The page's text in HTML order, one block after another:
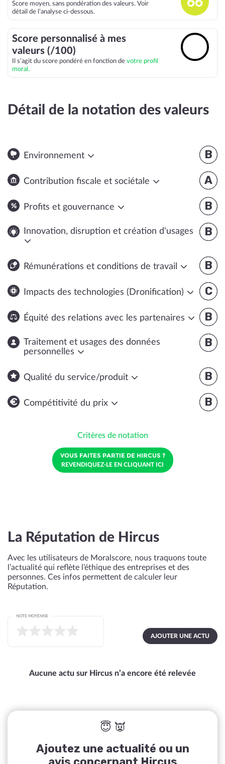
Score moyen, sans pondération des valeurs. Voir
détail de l’analyse ci-dessous.
Score personnalisé à mes
valeurs (/100)
Il s’agit du score pondéré en fonction de votre profil
moral.
Détail de la notation des valeurs
B
Environnement
A
Contribution fiscale et sociétale
B
Profits et gouvernance
B
Innovation, disruption et création d'usages
B
Rémunérations et conditions de travail
C
Impacts des technologies (Dronification)
B
Équité des relations avec les partenaires
B
Traitement et usages des données
personnelles
B
Qualité du service/produit
B
Compétitivité du prix
Critères de notation
VOUS FAITES PARTIE DE HIRCUS ?
REVENDIQUEZ-LE EN CLIQUANT ICI
La Réputation de Hircus
Avec les utilisateurs de Moralscore, nous traquons toute
l’actualité qui reflète l’éthique des entreprises et des
personnes. Ces infos permettent de calculer leur
Réputation.
AJOUTER UNE ACTU
NOTE MOYENNE
Aucune actu sur Hircus n’a encore été relevée
😇 👿
Ajoutez une actualité ou un